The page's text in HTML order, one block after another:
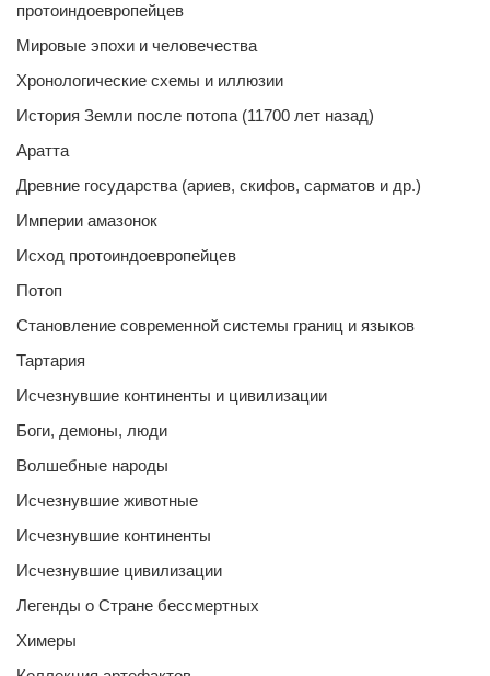
протоиндоевропейцев
Мировые эпохи и человечества
Хронологические схемы и иллюзии
История Земли после потопа (11700 лет назад)
Аратта
Древние государства (ариев, скифов, сарматов и др.)
Империи амазонок
Исход протоиндоевропейцев
Потоп
Становление современной системы границ и языков
Тартария
Исчезнувшие континенты и цивилизации
Боги, демоны, люди
Волшебные народы
Исчезнувшие животные
Исчезнувшие континенты
Исчезнувшие цивилизации
Легенды о Стране бессмертных
Химеры